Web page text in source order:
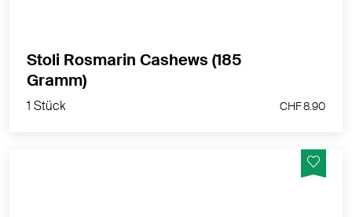
1 Stück
Stoli Rosmarin Cashews (185
Gramm)
1 Stück CHF 8.90